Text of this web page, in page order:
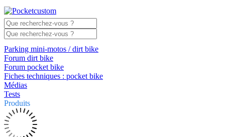
Parking mini-motos / dirt bike
Forum dirt bike
Forum pocket bike
Fiches techniques : pocket bike
Médias
Tests
Produits